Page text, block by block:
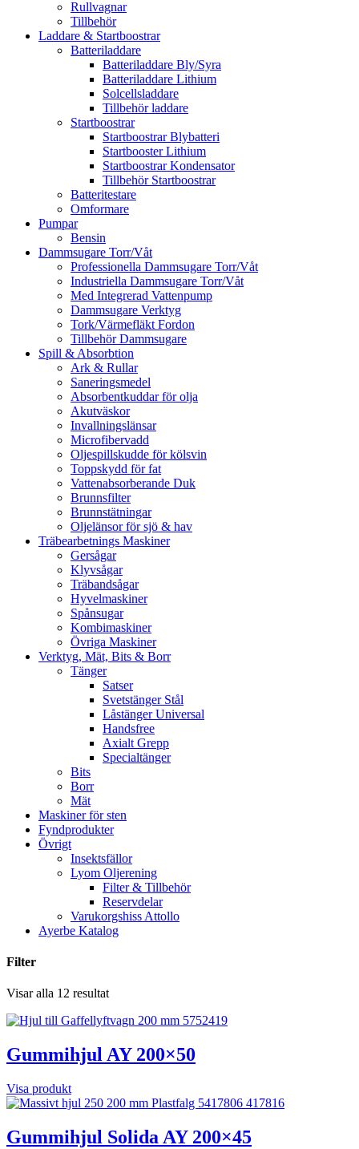
Rullvagnar
Tillbehör
Laddare & Startboostrar
Batteriladdare
Batteriladdare Bly/Syra
Batteriladdare Lithium
Solcellsladdare
Tillbehör laddare
Startboostrar
Startboostrar Blybatteri
Startbooster Lithium
Startboostrar Kondensator
Tillbehör Startboostrar
Batteritestare
Omformare
Pumpar
Bensin
Dammsugare Torr/Våt
Professionella Dammsugare Torr/Våt
Industriella Dammsugare Torr/Våt
Med Integrerad Vattenpump
Dammsugare Verktyg
Tork/Värmefläkt Fordon
Tillbehör Dammsugare
Spill & Absorbtion
Ark & Rullar
Saneringsmedel
Absorbentkuddar för olja
Akutväskor
Invallningslänsar
Microfibervadd
Oljespillskudde för kölsvin
Toppskydd för fat
Vattenabsorberande Duk
Brunnsfilter
Brunnstätningar
Oljelänsor för sjö & hav
Träbearbetnings Maskiner
Gersågar
Klyvsågar
Träbandsågar
Hyvelmaskiner
Spånsugar
Kombimaskiner
Övriga Maskiner
Verktyg, Mät, Bits & Borr
Tänger
Satser
Svetstänger Stål
Låstänger Universal
Handsfree
Axialt Grepp
Specialtänger
Bits
Borr
Mät
Maskiner för sten
Fyndprodukter
Övrigt
Insektsfällor
Lyom Oljerening
Filter & Tillbehör
Reservdelar
Varukorgshiss Attollo
Ayerbe Katalog
Filter
Visar alla 12 resultat
Gummihjul AY 200×50
Visa produkt
Gummihjul Solida AY 200×45